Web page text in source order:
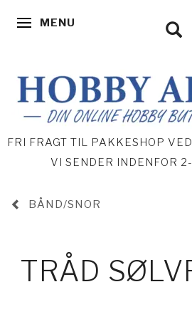
SKIFTE NAVIGATION
MENU
FRI FRAGT TIL PAKKESHOP
VI SENDER INDENFOR
BÅND/SNOR
TRÅD